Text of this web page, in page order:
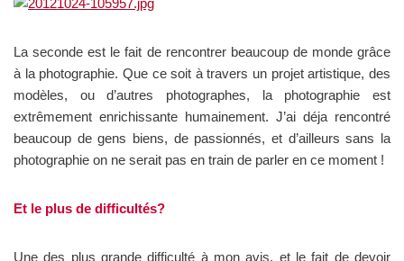
La seconde est le fait de rencontrer beaucoup de monde grâce
à la photographie. Que ce soit à travers un projet artistique, des
modèles, ou d’autres photographes, la photographie est
extrêmement enrichissante humainement. J’ai déja rencontré
beaucoup de gens biens, de passionnés, et d’ailleurs sans la
photographie on ne serait pas en train de parler en ce moment !
Et le plus de difficultés?
Une des plus grande difficulté à mon avis, et le fait de devoir